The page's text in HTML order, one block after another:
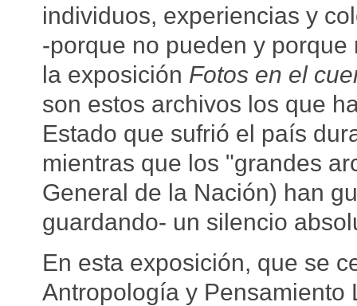
individuos, experiencias y
-porque no pueden y
la exposición Fotos en el
son estos archivos los que
Estado que sufrió el país
mientras que los "grandes
General de la Nación) han
guardando- un silencio
En esta exposición, que se
Antropología y Pensamiento